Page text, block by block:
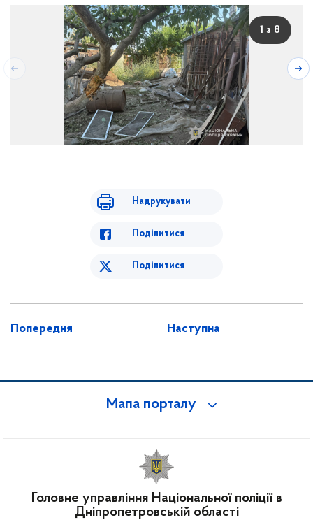
1 з 8
Надрукувати
Поділитися
Поділитися
Попередня Наступна
Мапа порталу
Головне управління Національної поліції в
Дніпропетровській області